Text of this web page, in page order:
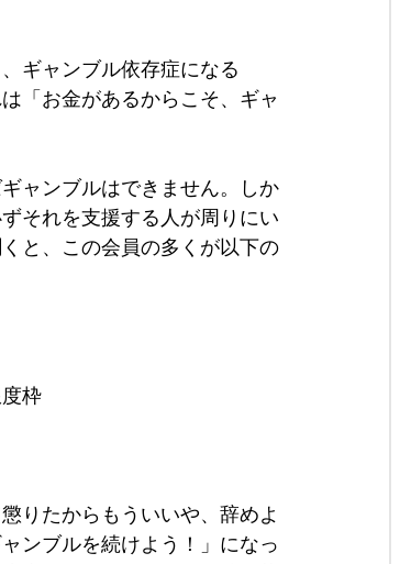
ギャンブル依存症になる
「お金があるからこそ、ギャ
ャンブルはできません。しか
それを支援する人が周りにい
と、この会員の多くが以下の
枠
りたからもういいや、辞めよ
ンブルを続けよう！」になっ